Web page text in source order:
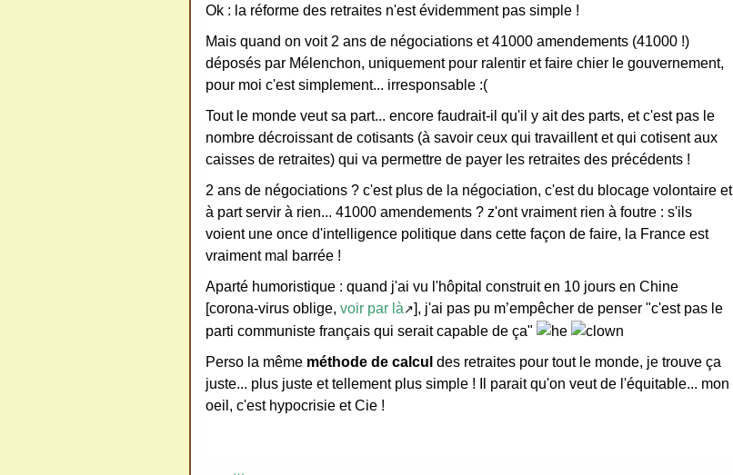
Ok : la réforme des retraites n'est évidemment pas simple !
Mais quand on voit 2 ans de négociations et 41000 amendements (41000 !)
déposés par Mélenchon, uniquement pour ralentir et faire chier le gouvernement,
pour moi c'est simplement... irresponsable :(
Tout le monde veut sa part... encore faudrait-il qu'il y ait des parts, et c'est pas le
nombre décroissant de cotisants (à savoir ceux qui travaillent et qui cotisent aux
caisses de retraites) qui va permettre de payer les retraites des précédents !
2 ans de négociations ? c'est plus de la négociation, c'est du blocage volontaire et
à part servir à rien... 41000 amendements ? z'ont vraiment rien à foutre : s'ils
voient une once d'intelligence politique dans cette façon de faire, la France est
vraiment mal barrée !
Aparté humoristique : quand j'ai vu l'hôpital construit en 10 jours en Chine
[corona-virus oblige, voir par là ↗], j'ai pas pu m’empêcher de penser "c'est pas le
parti communiste français qui serait capable de ça"
Perso la même méthode de calcul des retraites pour tout le monde, je trouve ça
juste... plus juste et tellement plus simple ! Il parait qu'on veut de l'équitable... mon
oeil, c'est hypocrisie et Cie !
…